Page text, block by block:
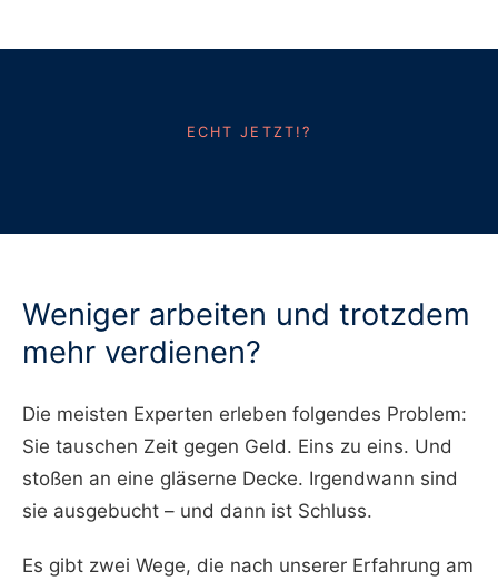
ECHT JETZT!?
Weniger arbeiten und trotzdem
mehr verdienen?
Die meisten Experten erleben folgendes Problem:
Sie tauschen Zeit gegen Geld. Eins zu eins. Und
stoßen an eine gläserne Decke. Irgendwann sind
sie ausgebucht – und dann ist Schluss.
Es gibt zwei Wege, die nach unserer Erfahrung am